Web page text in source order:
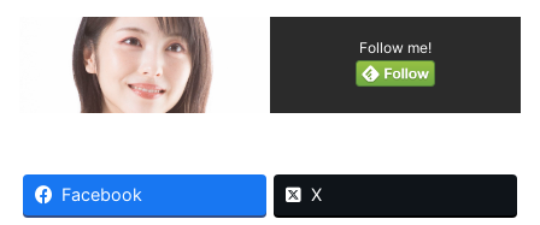
Follow me!
Facebook X